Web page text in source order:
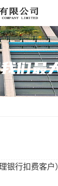
银行扣费客户）